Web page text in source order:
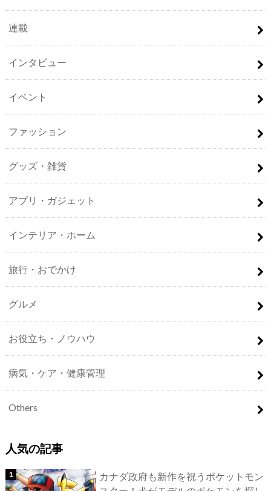
連載
インタビュー
イベント
ファッション
グッズ・雑貨
アプリ・ガジェット
インテリア・ホーム
旅行・おでかけ
グルメ
お役立ち・ノウハウ
病気・ケア・健康管理
Others
人気の記事
カナダ政府も新作を祝うポケットモン